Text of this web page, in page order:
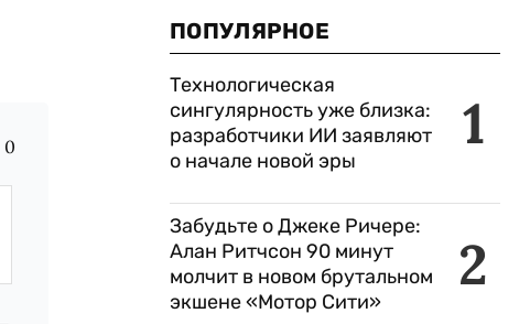
0
ПОПУЛЯРНОЕ
1
Технологическая
сингулярность уже близка:
разработчики ИИ заявляют
о начале новой эры
2
Забудьте о Джеке Ричере:
Алан Ритчсон 90 минут
молчит в новом брутальном
экшене «Мотор Сити»